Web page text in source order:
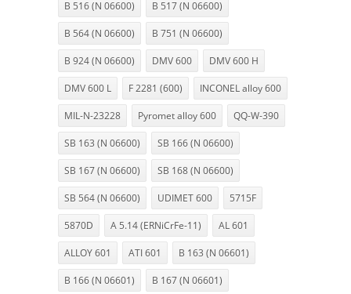
B 516 (N 06600) B 517 (N 06600)
B 564 (N 06600) B 751 (N 06600)
B 924 (N 06600) DMV 600 DMV 600 H
DMV 600 L F 2281 (600) INCONEL alloy 600
MIL-N-23228 Pyromet alloy 600 QQ-W-390
SB 163 (N 06600) SB 166 (N 06600)
SB 167 (N 06600) SB 168 (N 06600)
SB 564 (N 06600) UDIMET 600 5715F
5870D A 5.14 (ERNiCrFe-11) AL 601
ALLOY 601 ATI 601 B 163 (N 06601)
B 166 (N 06601) B 167 (N 06601)